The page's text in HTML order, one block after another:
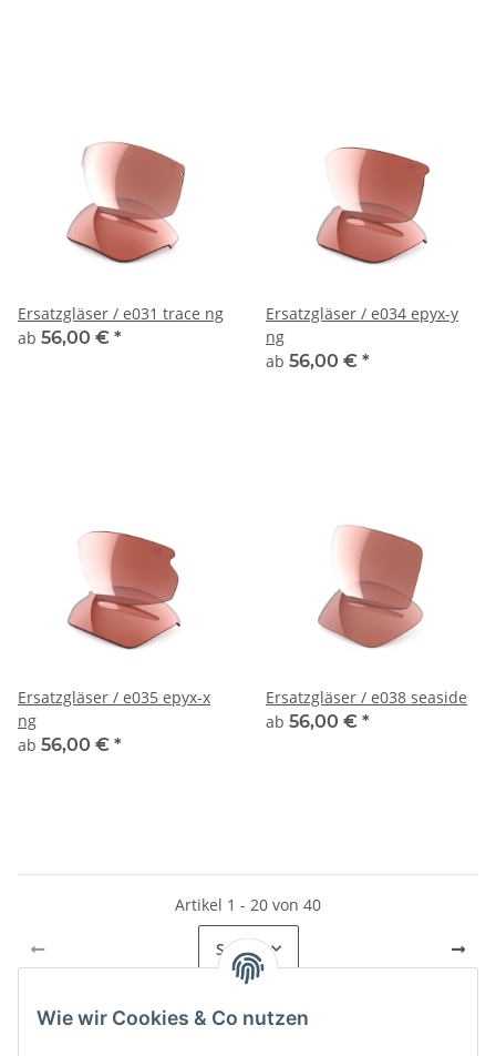
Ersatzgläser / e031 trace ng
ab 56,00 € *
Ersatzgläser / e034 epyx-y
ng
ab 56,00 € *
Ersatzgläser / e035 epyx-x
ng
ab 56,00 € *
Ersatzgläser / e038 seaside
ab 56,00 € *
Artikel 1 - 20 von 40
Seite1
Wie wir Cookies & Co nutzen